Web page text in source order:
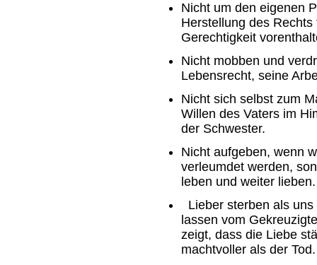
Nicht um den eigenen
Herstellung des
Gerechtigkeit
Nicht mobben und
Lebensrecht, seine
Nicht sich selbst zum
Willen des Vaters im
der Schwester.
Nicht aufgeben, wenn
verleumdet werden,
leben und weiter lieben.
Lieber sterben als
lassen vom
zeigt, dass die Liebe
machtvoller als der Tod.